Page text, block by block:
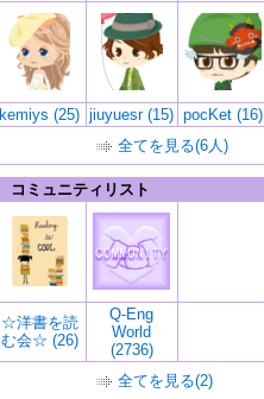
kemiys (25) jiuyuesr (15) pocKet (16)
全てを見る(6人)
コミュニティリスト
☆洋書を読
む会☆ (26)
Q-Eng
World
(2736)
全てを見る(2)